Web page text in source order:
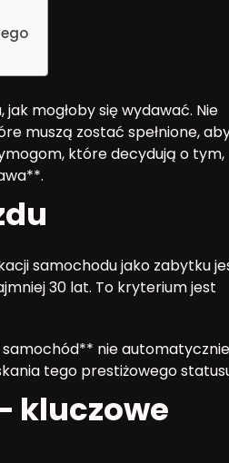
mogłoby się wydawać. Nie
muszą zostać spełnione,
które decydują o tym,
samochodu jako zabytku
30 lat. To kryterium jest
nie automatycznie
tego prestiżowego
kluczowe